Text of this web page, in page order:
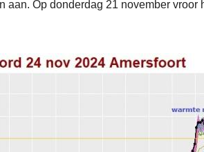
Op donderdag 21 november